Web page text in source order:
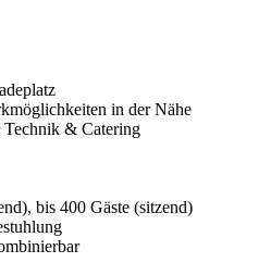
in der Nähe
Technik & Catering
bis 400 Gäste (sitzend)